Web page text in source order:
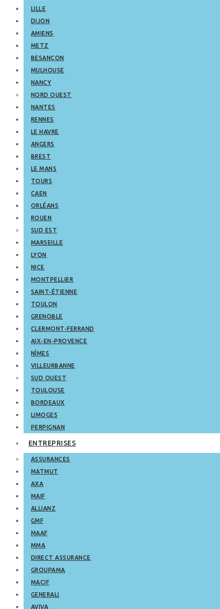
LILLE
DIJON
AMIENS
METZ
BESANÇON
MULHOUSE
NANCY
NORD OUEST
NANTES
RENNES
LE HAVRE
ANGERS
BREST
LE MANS
TOURS
CAEN
ORLÉANS
ROUEN
SUD EST
MARSEILLE
LYON
NICE
MONTPELLIER
SAINT-ÉTIENNE
TOULON
GRENOBLE
CLERMONT-FERRAND
AIX-EN-PROVENCE
NÎMES
VILLEURBANNE
SUD OUEST
TOULOUSE
BORDEAUX
LIMOGES
PERPIGNAN
ENTREPRISES
ASSURANCES
MATMUT
AXA
MAIF
ALLIANZ
GMF
MAAF
MMA
DIRECT ASSURANCE
GROUPAMA
MACIF
GENERALI
AVIVA